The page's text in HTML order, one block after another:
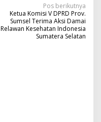
Pos berikutnya
Ketua Komisi V DPRD Prov.
Sumsel Terima Aksi Damai
Relawan Kesehatan Indonesia
Sumatera Selatan